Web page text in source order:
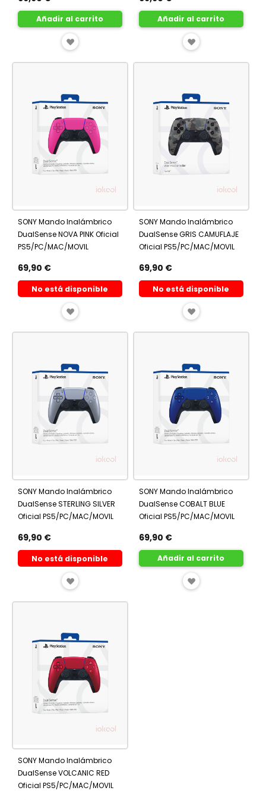
Añadir al carrito
AÑADIR
Añadir al carrito
AÑADIR
SONY Mando Inalámbrico
DualSense NOVA PINK Oficial
PS5/PC/MAC/MOVIL
69,90 €
No está disponible
SONY Mando Inalámbrico
DualSense GRIS CAMUFLAJE
Oficial PS5/PC/MAC/MOVIL
69,90 €
No está disponible
SONY Mando Inalámbrico
DualSense STERLING SILVER
Oficial PS5/PC/MAC/MOVIL
69,90 €
No está disponible
SONY Mando Inalámbrico
DualSense COBALT BLUE
Oficial PS5/PC/MAC/MOVIL
69,90 €
Añadir al carrito
SONY Mando Inalámbrico
DualSense VOLCANIC RED
Oficial PS5/PC/MAC/MOVIL